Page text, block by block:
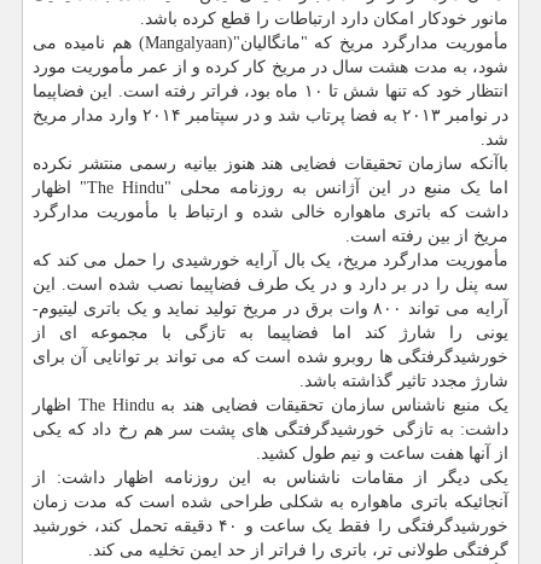
مانور خودکار امکان دارد ارتباطات را قطع کرده باشد.
مأموریت مدارگرد مریخ که "مانگالیان"(Mangalyaan) هم نامیده می
شود، به مدت هشت سال در مریخ کار کرده و از عمر مأموریت مورد
انتظار خود که تنها شش تا ۱۰ ماه بود، فراتر رفته است. این فضاپیما
در نوامبر ۲۰۱۳ به فضا پرتاب شد و در سپتامبر ۲۰۱۴ وارد مدار مریخ
شد.
باآنکه سازمان تحقیقات فضایی هند هنوز بیانیه رسمی منتشر نکرده
اما یک منبع در این آژانس به روزنامه محلی "The Hindu" اظهار
داشت که باتری ماهواره خالی شده و ارتباط با مأموریت مدارگرد
مریخ از بین رفته است.
مأموریت مدارگرد مریخ، یک بال آرایه خورشیدی را حمل می کند که
سه پنل را در بر دارد و در یک طرف فضاپیما نصب شده است. این
آرایه می تواند ۸۰۰ وات برق در مریخ تولید نماید و یک باتری لیتیوم-
یونی را شارژ کند اما فضاپیما به تازگی با مجموعه ای از
خورشیدگرفتگی ها روبرو شده است که می تواند بر توانایی آن برای
شارژ مجدد تاثیر گذاشته باشد.
یک منبع ناشناس سازمان تحقیقات فضایی هند به The Hindu اظهار
داشت: به تازگی خورشیدگرفتگی های پشت سر هم رخ داد که یکی
از آنها هفت ساعت و نیم طول کشید.
یکی دیگر از مقامات ناشناس به این روزنامه اظهار داشت: از
آنجائیکه باتری ماهواره به شکلی طراحی شده است که مدت زمان
خورشیدگرفتگی را فقط یک ساعت و ۴۰ دقیقه تحمل کند، خورشید
گرفتگی طولانی تر، باتری را فراتر از حد ایمن تخلیه می کند.